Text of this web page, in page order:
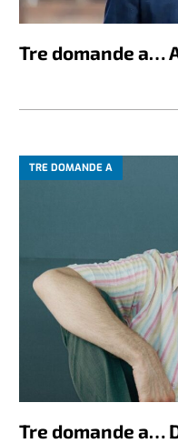
Tre domande a…
TRE DOMANDE A
Tre domande a…